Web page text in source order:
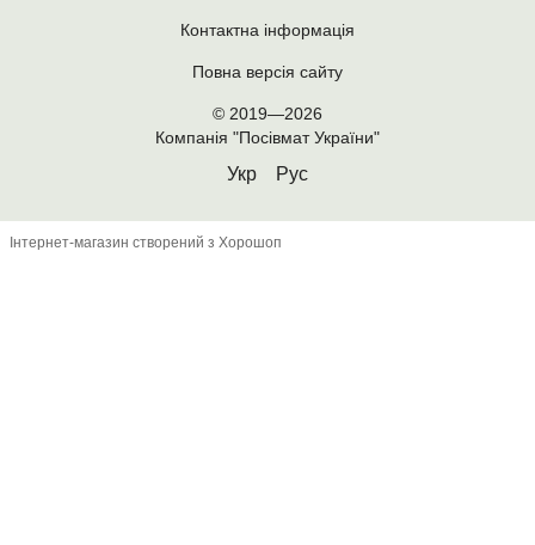
Контактна інформація
Повна версія сайту
© 2019—2026
Компанія "Посівмат України"
Укр Рус
Інтернет-магазин створений з Хорошоп